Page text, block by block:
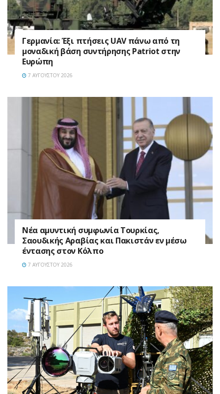
Γερμανία: Έξι πτήσεις UAV πάνω από τη
μοναδική βάση συντήρησης Patriot στην
Ευρώπη
7 ΑΥΓΟΎΣΤΟΥ 2026
Νέα αμυντική συμφωνία Τουρκίας,
Σαουδικής Αραβίας και Πακιστάν εν μέσω
έντασης στον Κόλπο
7 ΑΥΓΟΎΣΤΟΥ 2026